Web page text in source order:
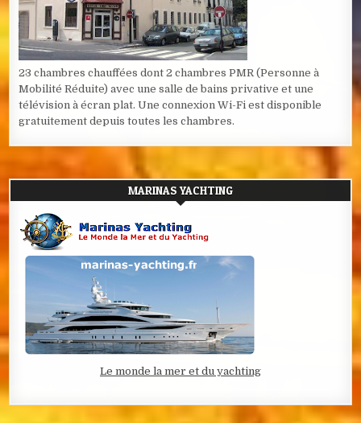
23 chambres chauffées dont 2 chambres PMR (Personne à
Mobilité Réduite) avec une salle de bains privative et une
télévision à écran plat. Une connexion Wi-Fi est disponible
gratuitement depuis toutes les chambres.
MARINAS YACHTING
Le monde la mer et du yachting